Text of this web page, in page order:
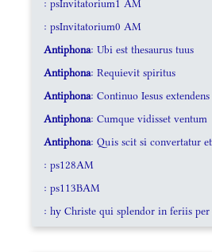
: psInvitatorium1 AM
: psInvitatorium0 AM
Antiphona: Ubi est thesaurus tuus
Antiphona: Requievit spiritus
Antiphona: Continuo Iesus extendens
Antiphona: Cumque vidisset ventum
Antiphona: Quis scit si convertatur
: ps128AM
: ps113BAM
: hy Christe qui splendor in feriis per